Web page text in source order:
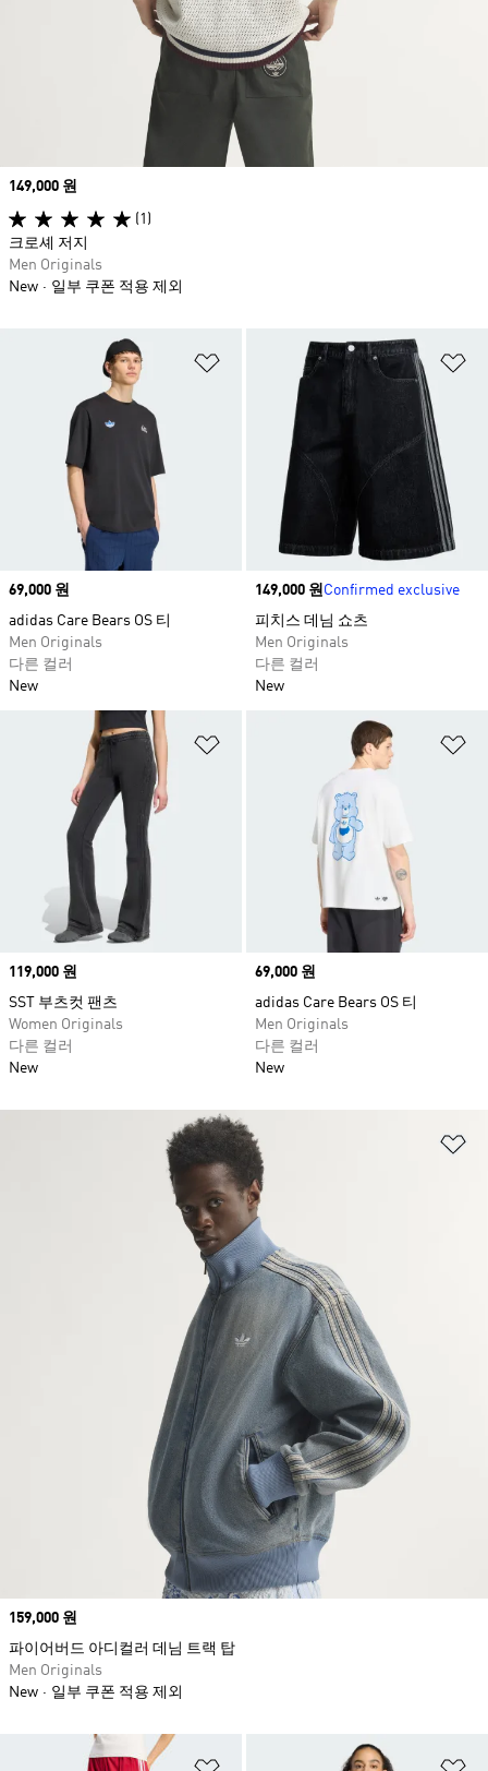
위시리스트 담기
Price
69,000 원
adidas Care Bears OS 티
Men Originals
다른 컬러
New
Price
149,000 원Confirmed exclusive
피치스 데님 쇼츠​
Men Originals
다른 컬러
New
Price
119,000 원
SST 부츠컷 팬츠
Women Originals
다른 컬러
New
Price
69,000 원
adidas Care Bears OS 티
Men Originals
다른 컬러
New
위시리스트 담기
Price
159,000 원
파이어버드 아디컬러 데님 트랙 탑
Men Originals
New
일부 쿠폰 적용 제외
Price
149,000 원
(1)
크로셰 저지
Men Originals
New
일부 쿠폰 적용 제외